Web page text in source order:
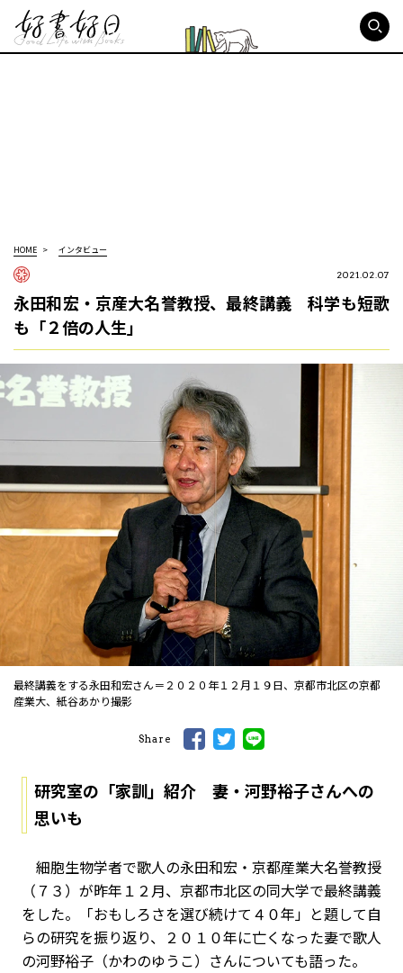
HOME インタビュー
2021.02.07
永田和宏・京産大名誉教授、最終講義 科学も短歌
も「２倍の人生」
最終講義をする永田和宏さん＝２０２０年１２月１９日、京都市北区の京都
産業大、紙谷あかり撮影
Share
研究室の「家訓」紹介 妻・ 河野裕子さんへの
思いも
細胞生物学者で歌人の永田和宏・京都産業大名誉教授
（７３）が昨年１２月、京都市北区の同大学で最終講義
をした。「おもしろさを選び続けて４０年」と題して自
らの研究を振り返り、２０１０年に亡くなった妻で歌人
の河野裕子（かわのゆうこ）さんについても語った。